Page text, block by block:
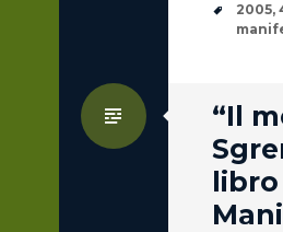
Tags
2005,
“Il
Standard